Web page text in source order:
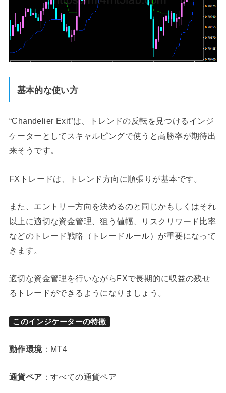
基本的な使い方
“Chandelier Exit”は、トレンドの反転を見つけるインジ
ケーターとしてスキャルピングで使うと高勝率が期待出
来そうです。
FXトレードは、トレンド方向に順張りが基本です。
また、エントリー方向を決めるのと同じかもしくはそれ
以上に適切な資金管理、狙う値幅、リスクリワード比率
などのトレード戦略（トレードルール）が重要になって
きます。
適切な資金管理を行いながらFXで長期的に収益の残せ
るトレードができるようになりましょう。
このインジケーターの特徴
動作環境：MT4
通貨ペア ：すべての通貨ペア